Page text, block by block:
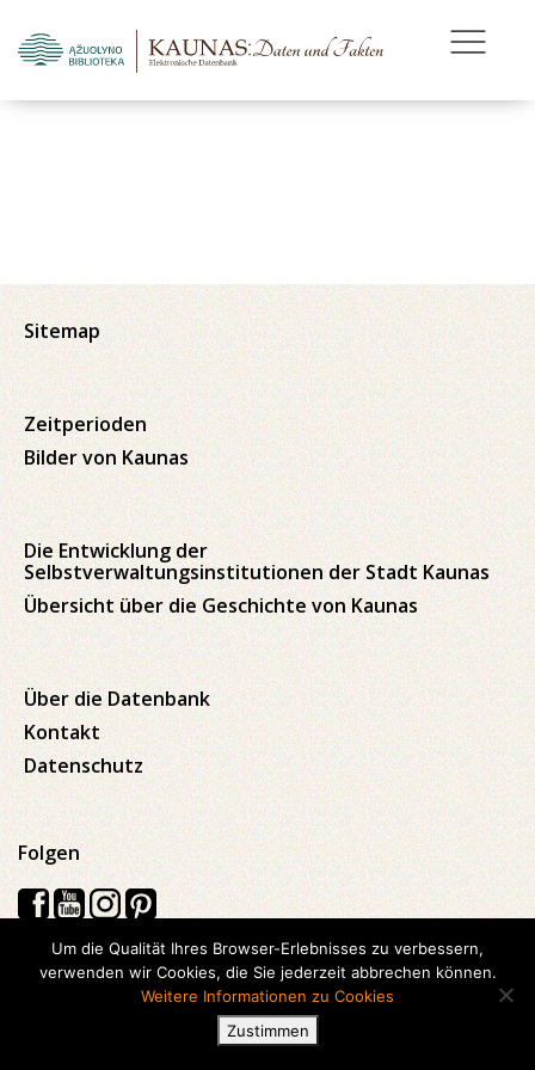
Sitemap
Zeitperioden
Bilder von Kaunas
Die Entwicklung der
Selbstverwaltungsinstitutionen der Stadt Kaunas
Übersicht über die Geschichte von Kaunas
Über die Datenbank
Kontakt
Datenschutz
Folgen
Visos teisės saugomos © 2026 Kauno apskrities viešoji Ąžuolyno
Um die Qualität Ihres Browser-Erlebnisses zu verbessern,
verwenden wir Cookies, die Sie jederzeit abbrechen können.
Weitere Informationen zu Cookies
Zustimmen